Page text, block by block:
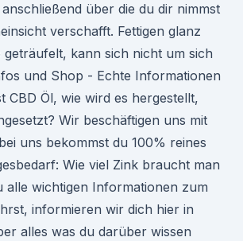
über die du dir nimmst
verschafft. Fettigen glanz
kann sich nicht um sich
und Shop - Echte Informationen
CBD Öl, wie wird es hergestellt,
Wir beschäftigen uns mit
uns bekommst du 100% reines
Wie viel Zink braucht man
alle wichtigen Informationen zum
informieren wir dich hier in
alles was du darüber wissen